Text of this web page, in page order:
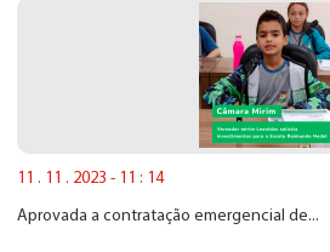
11 . 11 . 2023 - 11 : 14
Aprovada a contratação emergencial de...